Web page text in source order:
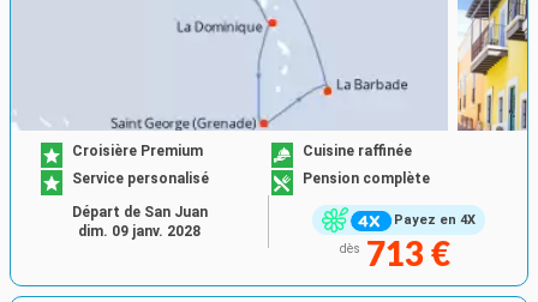
Payez en 4X
Croisière Premium
Cuisine raffinée
Service personalisé
Pension complète
dès 713 €
Départ de San Juan
dim. 09 janv. 2028